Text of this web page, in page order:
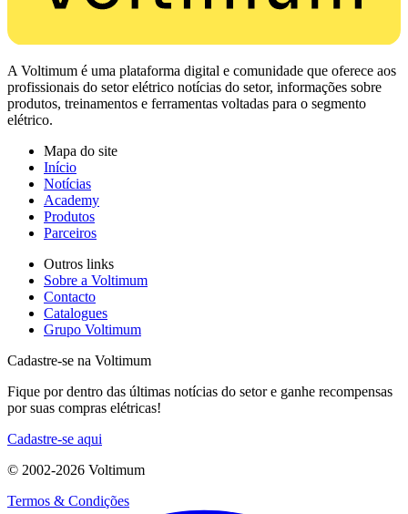
A Voltimum é uma plataforma digital e comunidade que oferece aos
profissionais do setor elétrico notícias do setor, informações sobre
produtos, treinamentos e ferramentas voltadas para o segmento
elétrico.
Mapa do site
Início
Notícias
Academy
Produtos
Parceiros
Outros links
Sobre a Voltimum
Contacto
Catalogues
Grupo Voltimum
Cadastre-se na Voltimum
Fique por dentro das últimas notícias do setor e ganhe recompensas
por suas compras elétricas!
Cadastre-se aqui
© 2002-2026 Voltimum
Termos & Condições